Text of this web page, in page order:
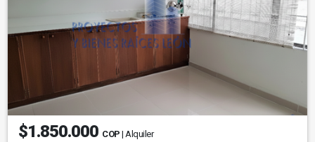
$1.850.000 COP | Alquiler